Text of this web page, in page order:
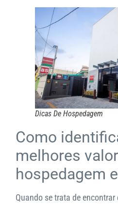
Dicas De Hospedagem
Como
melhores
hospedagem
Quando se trata de